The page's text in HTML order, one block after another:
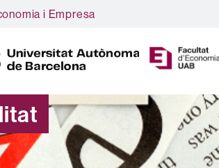
i Empresa